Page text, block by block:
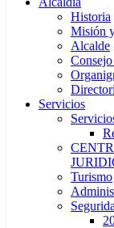
Historia
Misión
Alcalde
Servicios
Turismo